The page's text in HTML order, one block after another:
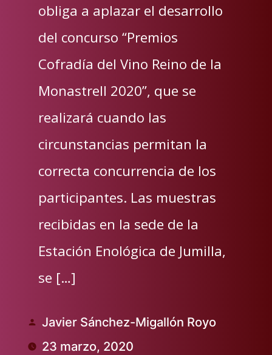
obliga a aplazar el desarrollo
del concurso “Premios
Cofradía del Vino Reino de la
Monastrell 2020”, que se
realizará cuando las
circunstancias permitan la
correcta concurrencia de los
participantes. Las muestras
recibidas en la sede de la
Estación Enológica de Jumilla,
se […]
Publicado
por
Javier Sánchez-Migallón Royo
23 marzo, 2020